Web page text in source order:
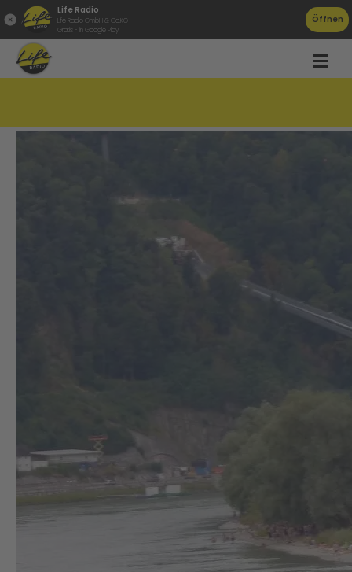
Life Radio
Life Radio GmbH & Co.KG
Gratis - in Google Play
Öffnen